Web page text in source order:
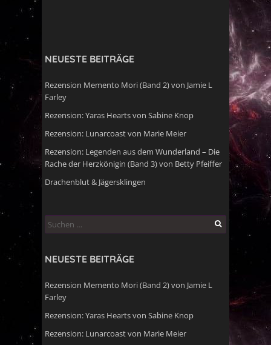
NEUESTE BEITRÄGE
Rezension Memento Mori (Band 2) von Jamie L
Farley
Rezension: Yaras Hearts von Sabine Knop
Rezension: Lunarcoast von Marie Meier
Rezension: Legenden aus dem Wunderland – Die
Rache der Herzkönigin (Band 3) von Betty Pfeiffer
Drachenblut & Jägersklingen
Suchen
nach:
NEUESTE BEITRÄGE
Rezension Memento Mori (Band 2) von Jamie L
Farley
Rezension: Yaras Hearts von Sabine Knop
Rezension: Lunarcoast von Marie Meier